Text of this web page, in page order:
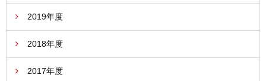
2019年度
2018年度
2017年度